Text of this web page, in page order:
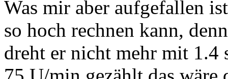
Was mir aber aufgefallen
so hoch rechnen kann,
dreht er nicht mehr mit 1.4